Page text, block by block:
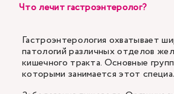
Что лечит гастроэнтеролог?
Гастроэнтерология охватывает
патологий различных отделов
кишечного тракта. Основные
которыми занимается этот